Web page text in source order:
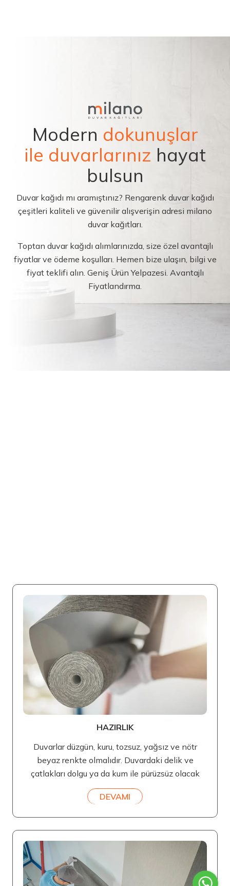
Modern dokunuşlar
ile duvarlarınız hayat
bulsun
Duvar kağıdı mı aramıştınız? Rengarenk duvar kağıdı
çeşitleri kaliteli ve güvenilir alışverişin adresi milano
duvar kağıtları.
Toptan duvar kağıdı alımlarınızda, size özel avantajlı
fiyatlar ve ödeme koşulları. Hemen bize ulaşın, bilgi ve
fiyat teklifi alın. Geniş Ürün Yelpazesi. Avantajlı
Fiyatlandırma.
HAZIRLIK
Duvarlar düzgün, kuru, tozsuz, yağsız ve nötr
beyaz renkte olmalıdır. Duvardaki delik ve
çatlakları dolgu ya da kum ile pürüzsüz olacak
DEVAMI